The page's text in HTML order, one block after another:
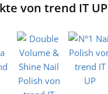
von trend IT UP